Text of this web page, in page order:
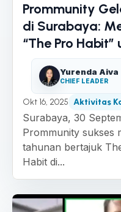
Prommunity
di Surabaya:
“The Pro
Yurenda Aiva
CHIEF LEADER
Okt 16, 2025 Aktivitas
Surabaya, 30
Prommunity sukses
tahunan bertajuk
Habit di...